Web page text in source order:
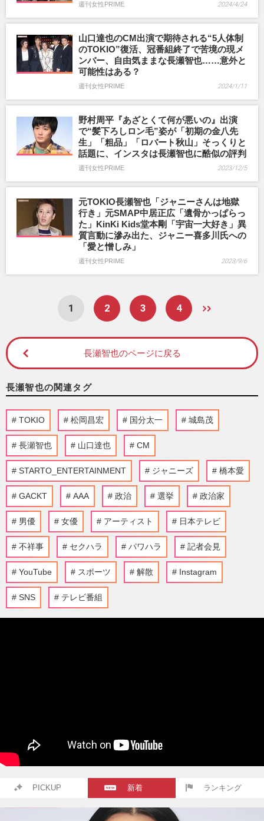
週刊女性PRIME 2024/4/24
山口達也のCM出演で期待される“5人体制
のTOKIO”復活、冠番組終了で苦境の現メ
ンバー、自由気ままな長瀬智也……意外と
可能性はある？
週刊女性PRIME 2024/1/11
野村周平『あざとくて何が悪いの』出演
で“髪下ろしロン毛”姿が「初期の金八先
生」「粗品」「ロバート秋山」そっくりと
話題に、インスタは長瀬智也に酷似の評判
週刊女性PRIME 2023/12/5
元TOKIO長瀬智也「ジャニーさんは地獄
行き」元SMAP中居正広「遺骨かっぱらっ
た」KinKi Kids堂本剛「宇宙一大好き」異
質言動に滲み出た、ジャニー喜多川氏への
「愛と憎しみ」
週刊女性PRIME 2023/9/6
1 2 3 4
長瀬智也のページに戻る
長瀬智也の関連タグ
TOKIO 松岡昌宏 国分太一 城島茂
長瀬智也 山口達也 CM
STARTO_ENTERTAINMENT ジャニーズ 橋本愛
GACKT AAA 政治 選挙 政治家
男優 女優 アーティスト 日本テレビ
不祥事 セクハラ パワハラ 記者会見
YouTube スポーツ 解散 Instagram
SNS テレビ番組
PICKUP 新着 ランキング